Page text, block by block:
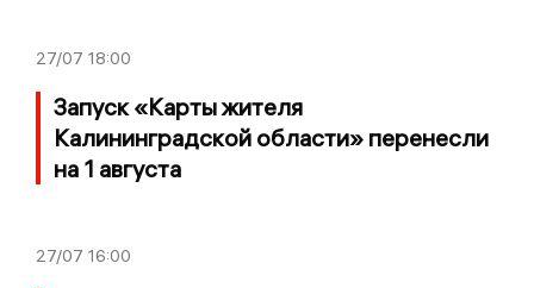
27/07 18:00
Запуск «Карты жителя
Калининградской области» перенесли
на 1 августа
27/07 16:00